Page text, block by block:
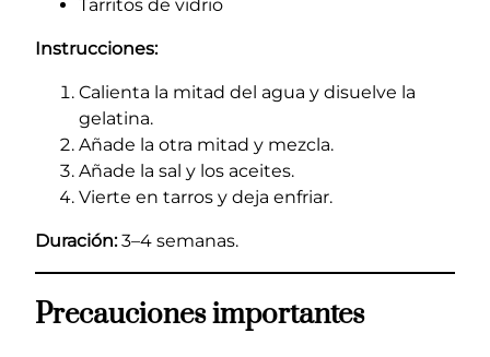
Tarritos de vidrio
Instrucciones:
Calienta la mitad del agua y disuelve la
gelatina.
Añade la otra mitad y mezcla.
Añade la sal y los aceites.
Vierte en tarros y deja enfriar.
Duración:3–4 semanas.
Precauciones importantes